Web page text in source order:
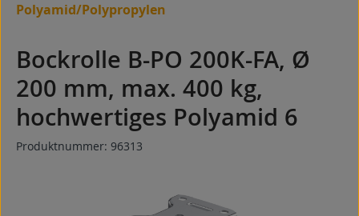
Polyamid/Polypropylen
Bockrolle B-PO 200K-FA, Ø
200 mm, max. 400 kg,
hochwertiges Polyamid 6
Produktnummer: 96313